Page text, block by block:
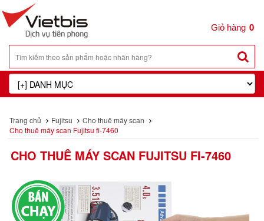
0
Trang chủ Fujitsu
Cho thuê máy scan
Cho thuê máy scan Fujitsu fi-7460
CHO THUÊ MÁY SCAN FUJITSU FI-7460